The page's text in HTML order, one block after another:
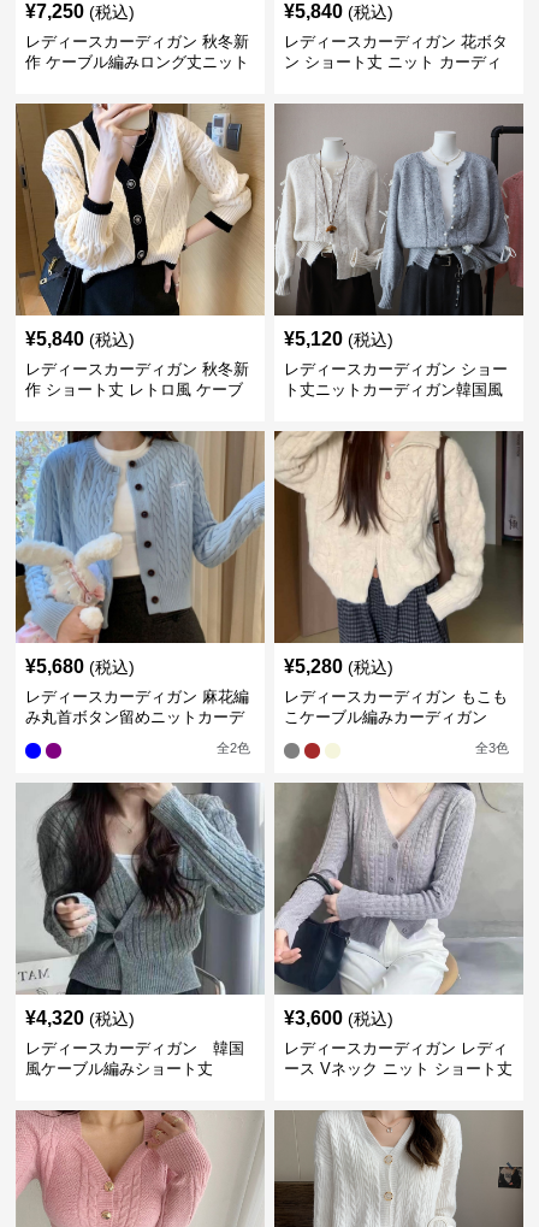
¥7,250 (税込)
レディースカーディガン 秋冬新
作 ケーブル編みロング丈ニット
¥5,840 (税込)
レディースカーディガン 花ボタ
ン ショート丈 ニット カーディ
¥5,840 (税込)
レディースカーディガン 秋冬新
作 ショート丈 レトロ風 ケーブ
¥5,120 (税込)
レディースカーディガン ショー
ト丈ニットカーディガン韓国風
¥5,680 (税込)
レディースカーディガン 麻花編
み丸首ボタン留めニットカーデ
全2色
¥5,280 (税込)
レディースカーディガン もこも
こケーブル編みカーディガン
全3色
¥4,320 (税込)
レディースカーディガン 韓国
風ケーブル編みショート丈
¥3,600 (税込)
レディースカーディガン レディ
ース Vネック ニット ショート丈